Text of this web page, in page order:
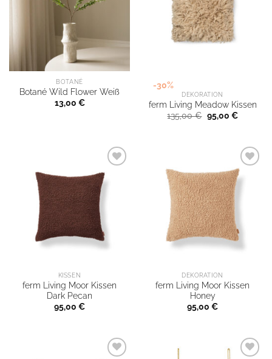
BOTANÉ
Botané Wild Flower Weiß
13,00 €
-30%
DEKORATION
ferm Living Meadow Kissen
135,00€ Ursprünglicher
Preis
95,00 €Aktueller
KISSEN
ferm Living Moor Kissen
Dark Pecan
95,00 €
DEKORATION
ferm Living Moor Kissen
Honey
95,00 €